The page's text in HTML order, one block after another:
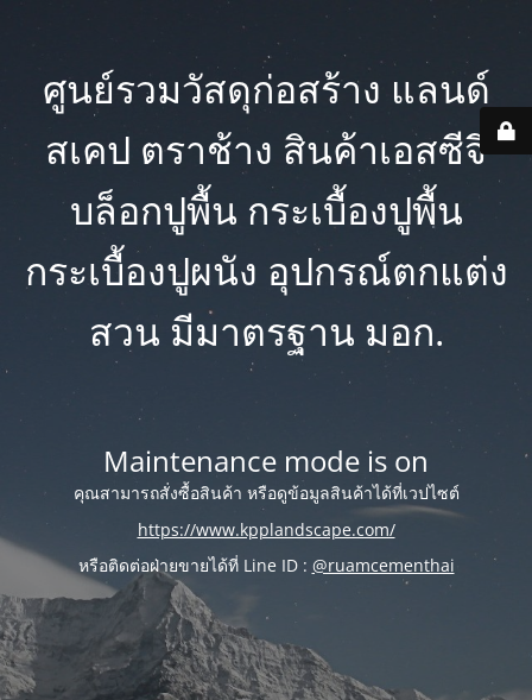
ศูนย์รวมวัสดุก่อสร้าง แลนด์
สเคป ตราช้าง สินค้าเอสซีจี
บล็อกปูพื้น กระเบื้องปูพื้น
กระเบื้องปูผนัง อุปกรณ์ตกแต่ง
สวน มีมาตรฐาน มอก.
Maintenance mode is on
คุณสามารถสั่งซื้อสินค้า หรือดูข้อมูลสินค้าได้ที่เวปไซต์
https://www.kpplandscape.com/
หรือติดต่อฝ่ายขายได้ที่ Line ID : @ruamcementhai